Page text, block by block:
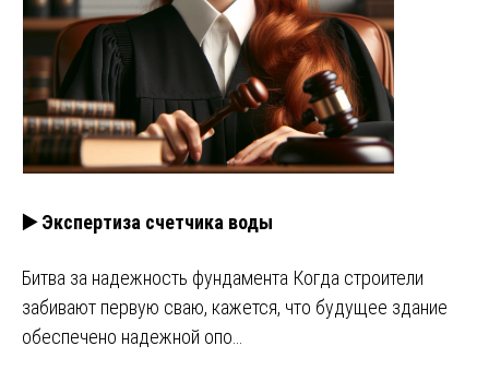
▶️ Экспертиза счетчика воды
Битва за надежность фундамента Когда строители
забивают первую сваю, кажется, что будущее здание
обеспечено надежной опо…